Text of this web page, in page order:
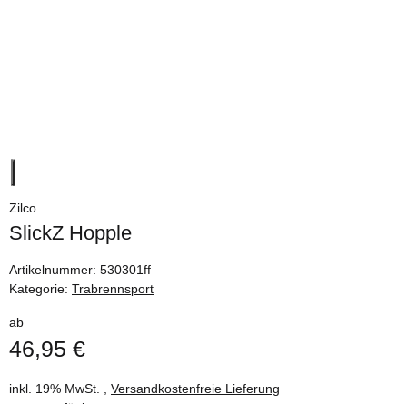
Zilco
SlickZ Hopple
Artikelnummer: 530301ff
Kategorie: Trabrennsport
ab
46,95 €
inkl. 19% MwSt. , Versandkostenfreie Lieferung